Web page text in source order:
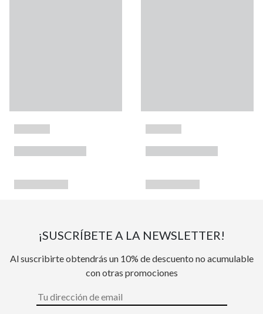
¡SUSCRÍBETE A LA NEWSLETTER!
Al suscribirte obtendrás un 10% de descuento no acumulable
con otras promociones